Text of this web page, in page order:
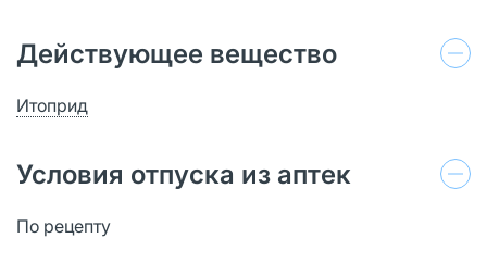
Действующее вещество
Итоприд
Условия отпуска из аптек
По рецепту